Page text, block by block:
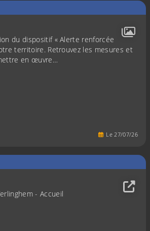
du dispositif « Alerte renforcée
territoire. Retrouvez les mesures et
en œuvre…
Le27/07/26
- Accueil